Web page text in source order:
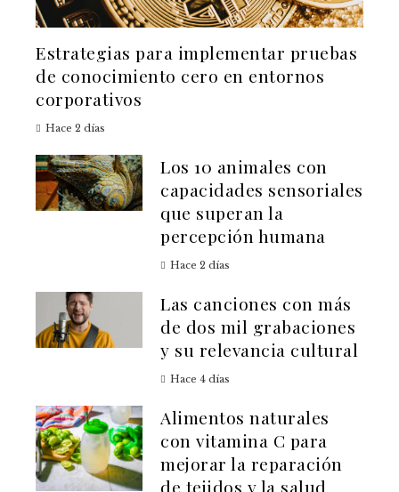
Estrategias para implementar pruebas
de conocimiento cero en entornos
corporativos
Hace 2 días
Los 10 animales con
capacidades sensoriales
que superan la
percepción humana
Hace 2 días
Las canciones con más
de dos mil grabaciones
y su relevancia cultural
Hace 4 días
Alimentos naturales
con vitamina C para
mejorar la reparación
de tejidos y la salud